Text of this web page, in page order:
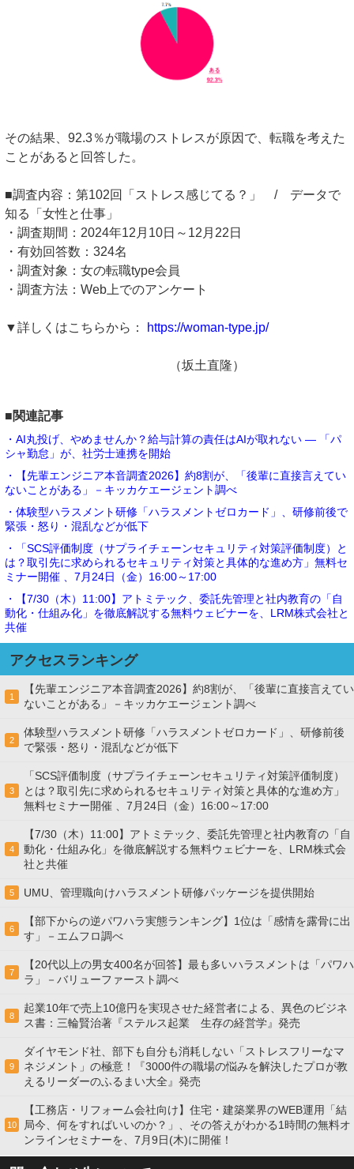
その結果、92.3％が職場のストレスが原因で、転職を考えた
ことがあると回答した。
■調査内容：第102回「ストレス感じてる？」 / データで
知る「女性と仕事」
・調査期間：2024年12月10日～12月22日
・有効回答数：324名
・調査対象：女の転職type会員
・調査方法：Web上でのアンケート
▼詳しくはこちらから： https://woman-type.jp/
（坂土直隆）
■関連記事
・AI丸投げ、やめませんか？給与計算の責任はAIが取れない ― 「パ
シャ勤怠」が、社労士連携を開始
・【先輩エンジニア本音調査2026】約8割が、「後輩に直接言えてい
ないことがある」－キッカケエージェント調べ
・体験型ハラスメント研修「ハラスメントゼロカード」、研修前後で
緊張・怒り・混乱などが低下
・「SCS評価制度（サプライチェーンセキュリティ対策評価制度）と
は？取引先に求められるセキュリティ対策と具体的な進め方」無料セ
ミナー開催 、7月24日（金）16:00～17:00
・【7/30（木）11:00】アトミテック、委託先管理と社内教育の「自
動化・仕組み化」を徹底解説する無料ウェビナーを、LRM株式会社と
共催
アクセスランキング
1
【先輩エンジニア本音調査2026】約8割が、「後輩に直接言えてい
ないことがある」－キッカケエージェント調べ
2
体験型ハラスメント研修「ハラスメントゼロカード」、研修前後
で緊張・怒り・混乱などが低下
3
「SCS評価制度（サプライチェーンセキュリティ対策評価制度）
とは？取引先に求められるセキュリティ対策と具体的な進め方」
無料セミナー開催 、7月24日（金）16:00～17:00
4
【7/30（木）11:00】アトミテック、委託先管理と社内教育の「自
動化・仕組み化」を徹底解説する無料ウェビナーを、LRM株式会
社と共催
5 UMU、管理職向けハラスメント研修パッケージを提供開始
6
【部下からの逆パワハラ実態ランキング】1位は「感情を露骨に出
す」－エムフロ調べ
7
【20代以上の男女400名が回答】最も多いハラスメントは「パワハ
ラ」－バリューファースト調べ
8
起業10年で売上10億円を実現させた経営者による、異色のビジネ
ス書：三輪賢治著『ステルス起業 生存の経営学』発売
9
ダイヤモンド社、部下も自分も消耗しない「ストレスフリーなマ
ネジメント」の極意！『3000件の職場の悩みを解決したプロが教
えるリーダーのふるまい大全』発売
10
【工務店・リフォーム会社向け】住宅・建築業界のWEB運用「結
局今、何をすればいいのか？」、その答えがわかる1時間の無料オ
ンラインセミナーを、7月9日(木)に開催！